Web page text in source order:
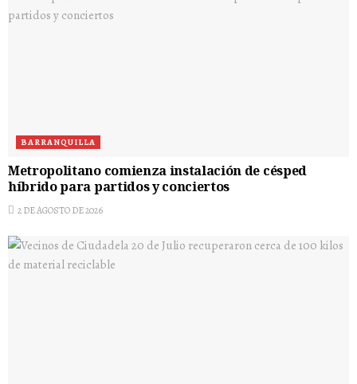
BARRANQUILLA
Metropolitano comienza instalación de césped
híbrido para partidos y conciertos
2 DE AGOSTO DE 2026